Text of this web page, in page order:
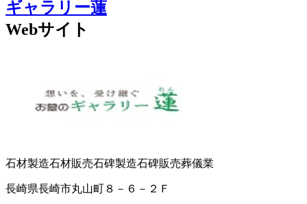
ギャラリー蓮
Webサイト
石材製造石材販売石碑製造石碑販売葬儀業
長崎県長崎市丸山町８－６－２Ｆ